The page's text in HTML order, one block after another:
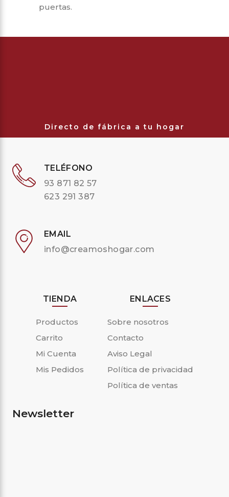
puertas.
Directo de fábrica a tu hogar
TELÉFONO
93 871 82 57
623 291 387
EMAIL
info@creamoshogar.com
TIENDA
Productos
Carrito
Mi Cuenta
Mis Pedidos
ENLACES
Sobre nosotros
Contacto
Aviso Legal
Política de privacidad
Política de ventas
Newsletter